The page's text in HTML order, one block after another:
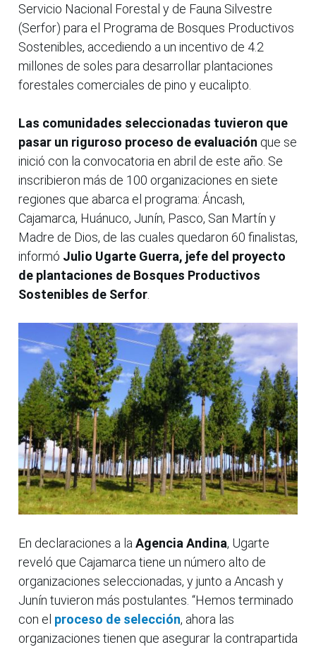
Servicio Nacional Forestal y de Fauna Silvestre
(Serfor) para el Programa de Bosques Productivos
Sostenibles, accediendo a un incentivo de 4.2
millones de soles para desarrollar plantaciones
forestales comerciales de pino y eucalipto.
Las comunidades seleccionadas tuvieron que
pasar un riguroso proceso de evaluación que se
inició con la convocatoria en abril de este año. Se
inscribieron más de 100 organizaciones en siete
regiones que abarca el programa: Áncash,
Cajamarca, Huánuco, Junín, Pasco, San Martín y
Madre de Dios, de las cuales quedaron 60 finalistas,
informó Julio Ugarte Guerra, jefe del proyecto
de plantaciones de Bosques Productivos
Sostenibles de Serfor
En declaraciones a laAgencia Andina, Ugarte
reveló que Cajamarca tiene un número alto de
organizaciones seleccionadas, y junto a Ancash y
Junín tuvieron más postulantes. “Hemos terminado
con el proceso de selección, ahora las
organizaciones tienen que asegurar la contrapartida